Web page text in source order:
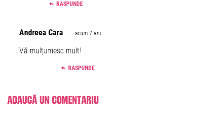
RASPUNDE
Andreea Cara acum 7 ani
Vă mulțumesc mult!
RASPUNDE
Adaugă un comentariu